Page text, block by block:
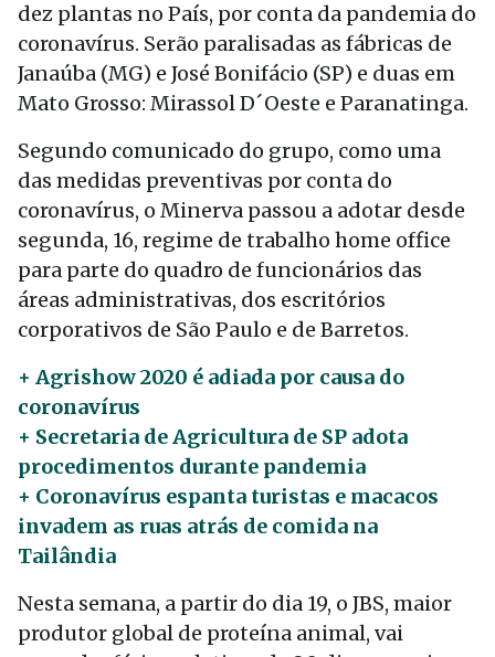
dez plantas no País, por conta da pandemia do
coronavírus. Serão paralisadas as fábricas de
Janaúba (MG) e José Bonifácio (SP) e duas em
Mato Grosso: Mirassol D´Oeste e Paranatinga.
Segundo comunicado do grupo, como uma
das medidas preventivas por conta do
coronavírus, o Minerva passou a adotar desde
segunda, 16, regime de trabalho home office
para parte do quadro de funcionários das
áreas administrativas, dos escritórios
corporativos de São Paulo e de Barretos.
+ Agrishow 2020 é adiada por causa do
coronavírus
+ Secretaria de Agricultura de SP adota
procedimentos durante pandemia
+ Coronavírus espanta turistas e macacos
invadem as ruas atrás de comida na
Tailândia
Nesta semana, a partir do dia 19, o JBS, maior
produtor global de proteína animal, vai